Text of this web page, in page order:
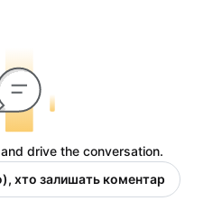
drive the conversation.
хто залишать коментар